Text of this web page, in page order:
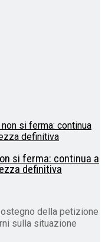
si ferma: continua a
definitiva
della petizione
sulla situazione